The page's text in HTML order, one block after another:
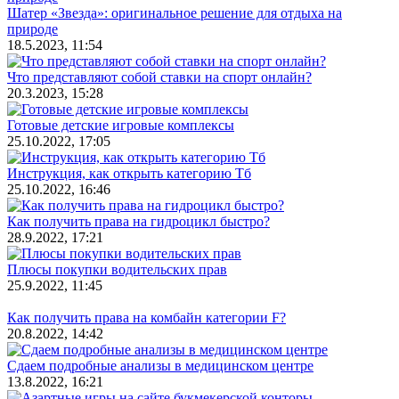
Шатер «Звезда»: оригинальное решение для отдыха на
природе
18.5.2023, 11:54
Что представляют собой ставки на спорт онлайн?
20.3.2023, 15:28
Готовые детские игровые комплексы
25.10.2022, 17:05
Инструкция, как открыть категорию Тб
25.10.2022, 16:46
Как получить права на гидроцикл быстро?
28.9.2022, 17:21
Плюсы покупки водительских прав
25.9.2022, 11:45
Как получить права на комбайн категории F?
20.8.2022, 14:42
Сдаем подробные анализы в медицинском центре
13.8.2022, 16:21